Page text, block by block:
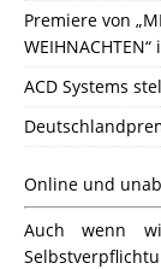
Premiere von
ACD Systems
Online und
Auch wenn